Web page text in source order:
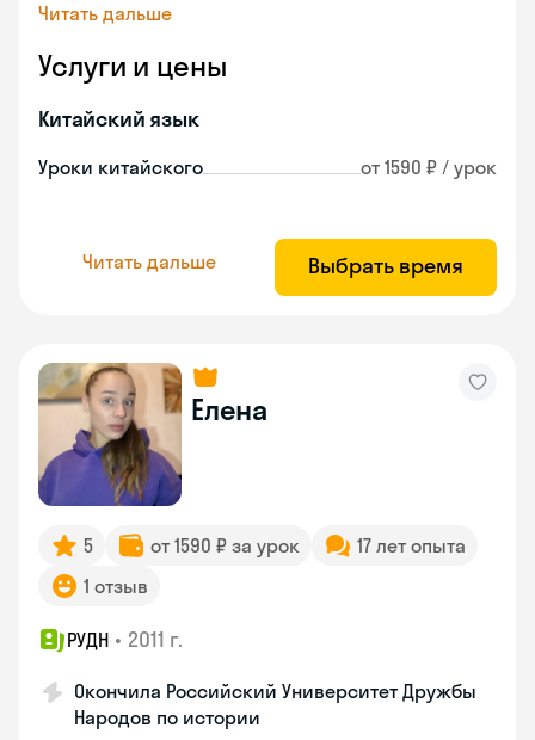
Читать дальше
Услуги и цены
Китайский язык
Уроки китайского от 1590 ₽ / урок
Читать дальше Выбрать время
Елена
5 от 1590 ₽ за урок
17 лет опыта
1 отзыв
РУДН • 2011 г.
Окончила Российский Университет Дружбы
Народов по истории